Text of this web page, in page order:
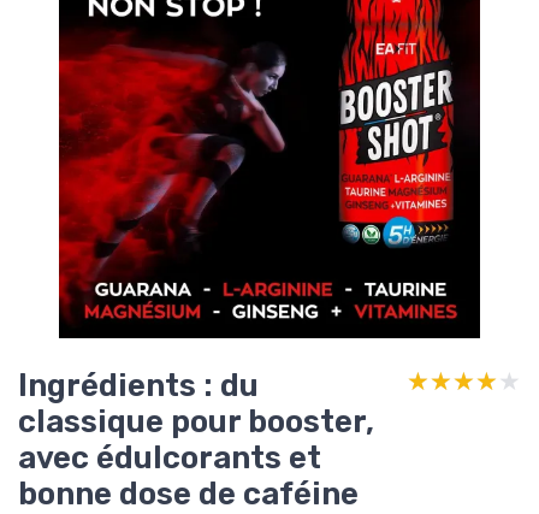
Ingrédients : du
classique pour booster,
avec édulcorants et
bonne dose de caféine
★★★★★
★★★★★